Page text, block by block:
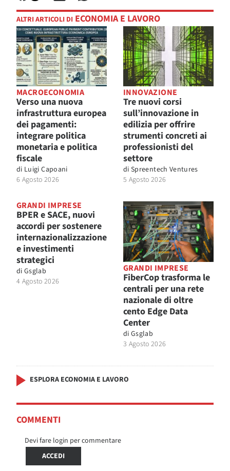
ALTRI ARTICOLI DI ECONOMIA E LAVORO
MACROECONOMIA
Verso una nuova
infrastruttura europea
dei pagamenti:
integrare politica
monetaria e politica
fiscale
di Luigi Capoani
6 Agosto 2026
INNOVAZIONE
Tre nuovi corsi
sull’innovazione in
edilizia per offrire
strumenti concreti ai
professionisti del
settore
di Spreentech Ventures
5 Agosto 2026
GRANDI IMPRESE
BPER e SACE, nuovi
accordi per sostenere
internazionalizzazione
e investimenti
strategici
di Gsglab
4 Agosto 2026
GRANDI IMPRESE
FiberCop trasforma le
centrali per una rete
nazionale di oltre
cento Edge Data
Center
di Gsglab
3 Agosto 2026
ESPLORA ECONOMIA E LAVORO
COMMENTI
Devi fare login per commentare
ACCEDI